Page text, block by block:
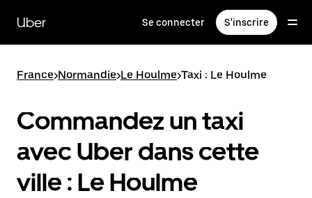
contenu
principal
Uber Se connecter S'inscrire
France>Normandie>Le Houlme>Taxi : Le Houlme
Commandez un taxi
avec Uber dans cette
ville : Le Houlme